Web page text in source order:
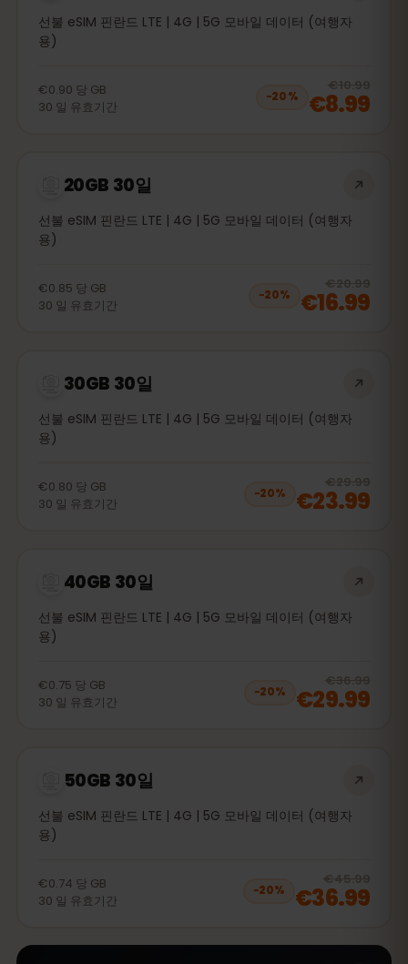
선불 eSIM 핀란드 LTE | 4G | 5G 모바일 데이터 (여행자
용)
€0.90 당 GB
30 일 유효기간
−20%
€10.99
€8.99
20GB 30일
선불 eSIM 핀란드 LTE | 4G | 5G 모바일 데이터 (여행자
용)
€0.85 당 GB
30 일 유효기간
−20%
€20.99
€16.99
30GB 30일
선불 eSIM 핀란드 LTE | 4G | 5G 모바일 데이터 (여행자
용)
€0.80 당 GB
30 일 유효기간
−20%
€29.99
€23.99
40GB 30일
선불 eSIM 핀란드 LTE | 4G | 5G 모바일 데이터 (여행자
용)
€0.75 당 GB
30 일 유효기간
−20%
€36.99
€29.99
50GB 30일
선불 eSIM 핀란드 LTE | 4G | 5G 모바일 데이터 (여행자
용)
€0.74 당 GB
30 일 유효기간
−20%
€45.99
€36.99